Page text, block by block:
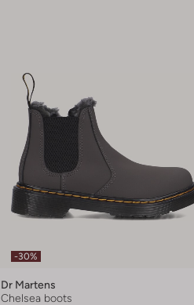
-30%
Dr Martens
Chelsea boots